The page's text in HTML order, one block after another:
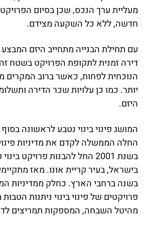
מעליית ערך הנכס, שכן בסיום
חדשה, ללא כל השקעה מצידם.
עם תחילת הבנייה מתחייב היזם המבצע
דירה זמנית לתקופת הפרויקט בשטח
הנוכחית לפחות, כאשר ברוב המקרים
יותר. כמו כן עלויות שכר הדירה
היזם.
החלה הממשלה לקדם את מדיניות פינוי
בשנת 2001 החל להבנות פרויקט
בישראל, בעיר קריית אונו. מאז
בשנה ברחבי הארץ. כחלק ממדיניות
פרויקטים של פינוי בינוי ניתנות
מהיטל השבחה, המספקות תמריצים